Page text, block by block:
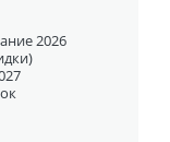
2026